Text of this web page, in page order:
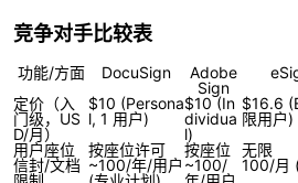
竞争对手比较表
功能/方面 DocuSign
Adobe
Sign
定价（入
门级，US
D/月）
$10 (Persona
l, 1 用户)
$10 (In
dividua
l)
$16.6
限用户)
用户座位
按座位许可 按座位 无限
信封/文档 ~100/年/用户 ~100/
100/月